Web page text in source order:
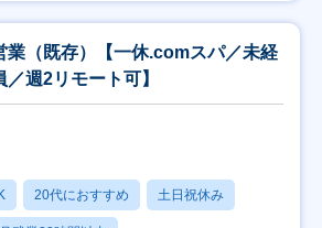
業（既存）【一休.comスパ／未経
週2リモート可】
20代におすすめ 土日祝休み